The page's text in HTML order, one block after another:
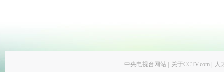
中央电视台网站 关于CCTV.com 人